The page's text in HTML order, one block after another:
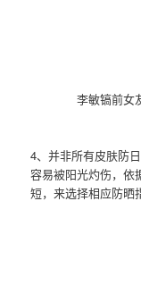
李敏镐前女
4、并非所有皮肤防
容易被阳光灼伤，依
短，来选择相应防晒